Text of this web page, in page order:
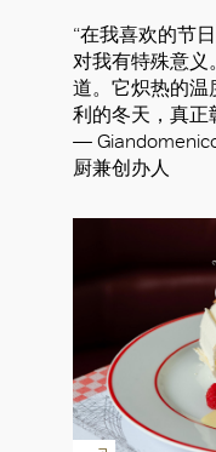
“在我喜欢的节
对我有特殊意义
道。它炽热的温
利的冬天，真正
— Giandomenico
厨兼创办人